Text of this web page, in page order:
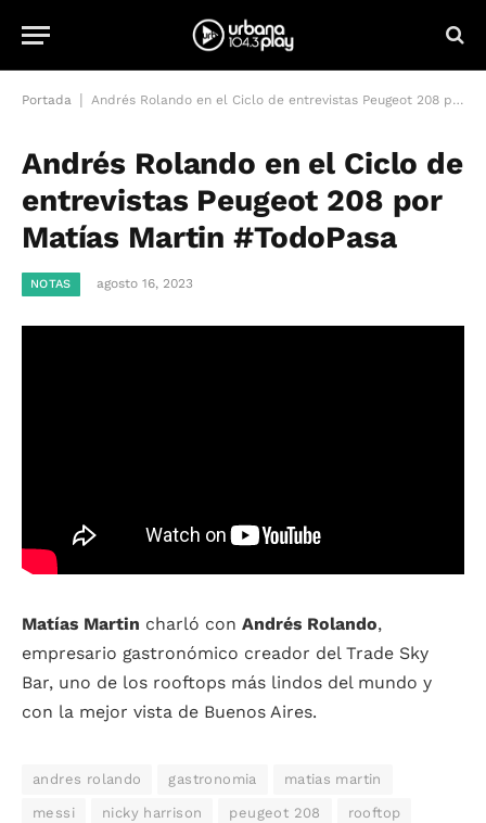
Portada Andrés Rolando en el Ciclo de entrevistas Peugeot 208 por Matías Martin #TodoPasa
Andrés Rolando en el Ciclo de
entrevistas Peugeot 208 por
Matías Martin #TodoPasa
NOTAS agosto 16, 2023
Matías Martin charló con Andrés Rolando,
empresario gastronómico creador del Trade Sky
Bar, uno de los rooftops más lindos del mundo y
con la mejor vista de Buenos Aires.
andres rolando gastronomia matias martin
messi nicky harrison peugeot 208 rooftop